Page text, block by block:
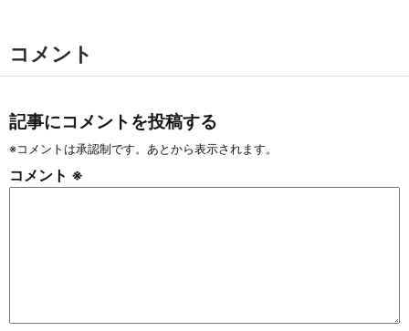
コメント
記事にコメントを投稿する
※コメントは承認制です。あとから表示されます。
コメント ※